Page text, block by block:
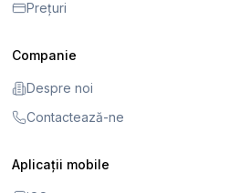
Prețuri
Companie
Despre noi
Contactează-ne
Aplicații mobile